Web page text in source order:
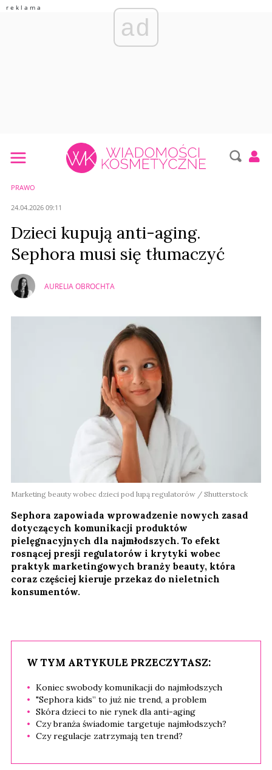
ad
PRAWO
24.04.2026 09:11
Dzieci kupują anti-aging.
Sephora musi się tłumaczyć
AURELIA OBROCHTA
Marketing beauty wobec dzieci pod lupą regulatorów / Shutterstock
Sephora zapowiada wprowadzenie nowych zasad
dotyczących komunikacji produktów
pielęgnacyjnych dla najmłodszych. To efekt
rosnącej presji regulatorów i krytyki wobec
praktyk marketingowych branży beauty, która
coraz częściej kieruje przekaz do nieletnich
konsumentów.
W TYM ARTYKULE PRZECZYTASZ:
Koniec swobody komunikacji do najmłodszych
"Sephora kids” to już nie trend, a problem
Skóra dzieci to nie rynek dla anti-aging
Czy branża świadomie targetuje najmłodszych?
Czy regulacje zatrzymają ten trend?